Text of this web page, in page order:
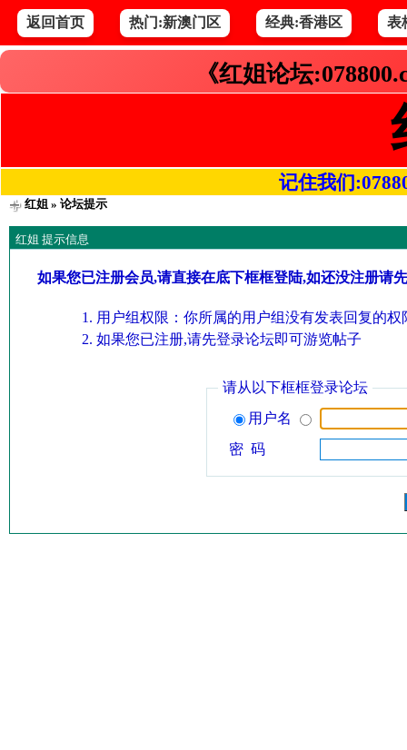
返回首页 热门:新澳门区 经典:香港区 表
《红姐论坛
记住我们
红姐» 论坛提示
红姐 提示信息
如果您已注册会员,请直接在底下框框登陆,如还没注册请
用户组权限：你所属的用户组没有发表回复的权
如果您已注册,请先登录论坛即可游览帖子
请从以下框框登录论坛
用户名
密 码